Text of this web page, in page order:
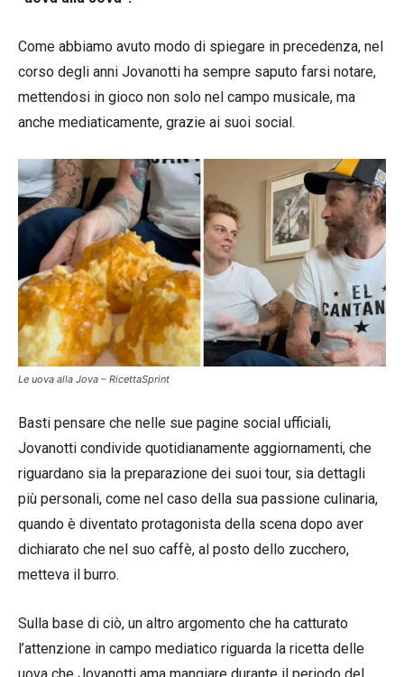
Come abbiamo avuto modo di spiegare in precedenza, nel
corso degli anni Jovanotti ha sempre saputo farsi notare,
mettendosi in gioco non solo nel campo musicale, ma
anche mediaticamente, grazie ai suoi social.
Le uova alla Jova – RicettaSprint
Basti pensare che nelle sue pagine social ufficiali,
Jovanotti condivide quotidianamente aggiornamenti, che
riguardano sia la preparazione dei suoi tour, sia dettagli
più personali, come nel caso della sua passione culinaria,
quando è diventato protagonista della scena dopo aver
dichiarato che nel suo caffè, al posto dello zucchero,
metteva il burro.
Sulla base di ciò, un altro argomento che ha catturato
l’attenzione in campo mediatico riguarda la ricetta delle